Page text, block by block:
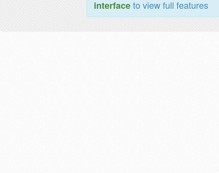
interfaceto view full features